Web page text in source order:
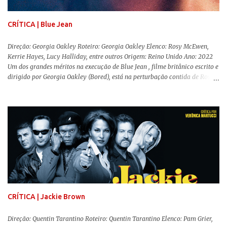
como entretenimento mediano. Todo o cenário de fuga, pânico col...
CRÍTICA | Blue Jean
Direção: Georgia Oakley Roteiro: Georgia Oakley Elenco: Rosy McEwen,
Kerrie Hayes, Lucy Halliday, entre outros Origem: Reino Unido Ano: 2022
Um dos grandes méritos na execução de Blue Jean , filme britânico escrito e
dirigido por Georgia Oakley (Bored), está na perturbação contida de Rosy
movimentos e falas, equilibrada numa frágil neutralidade entre seu
trabalho e seus afetos, passando noites bebendo e jogando sinuca com seu
grupo de amigas lésbicas e sua amante. É imperativo para ela que ambos
os mundos não se cruzem de modo algum, pois o período histórico no qual
a história se passa - 1988 na Inglaterra - é de um contexto profundamente
conservador e hostil a pessoas queer. Com o governo liderado pela então
primeira-ministra Margaret Tatcher usando recursos supostamente
constitucionais para mobilizar campanhas agressivas ao modo de vida
CRÍTICA | Jackie Brown
Direção: Quentin Tarantino Roteiro: Quentin Tarantino Elenco: Pam Grier,